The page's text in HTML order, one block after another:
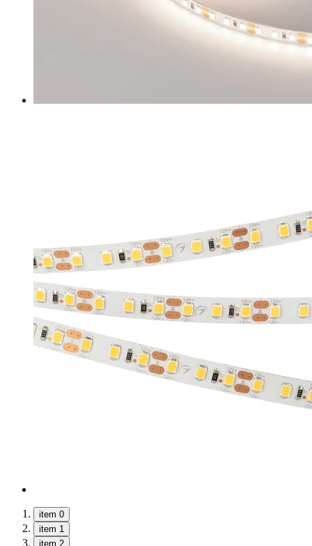
item 0
item 1
item 2